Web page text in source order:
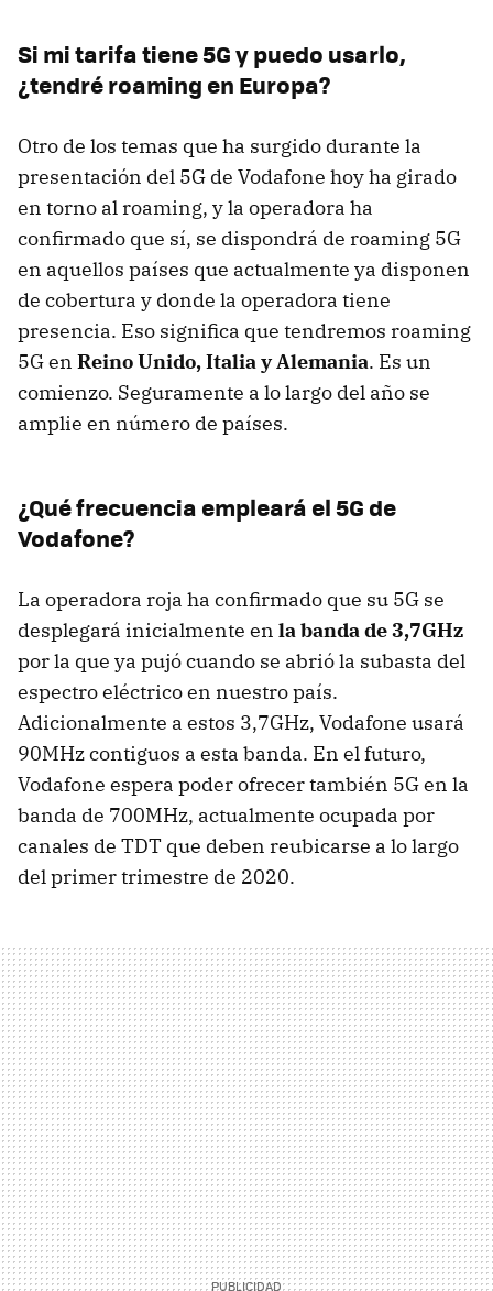
Si mi tarifa tiene 5G y puedo usarlo,
¿tendré roaming en Europa?
Otro de los temas que ha surgido durante la
presentación del 5G de Vodafone hoy ha girado
en torno al roaming, y la operadora ha
confirmado que sí, se dispondrá de roaming 5G
en aquellos países que actualmente ya disponen
de cobertura y donde la operadora tiene
presencia. Eso significa que tendremos roaming
5G en Reino Unido, Italia y Alemania. Es un
comienzo. Seguramente a lo largo del año se
amplie en número de países.
¿Qué frecuencia empleará el 5G de
Vodafone?
La operadora roja ha confirmado que su 5G se
desplegará inicialmente en la banda de 3,7GHz
por la que ya pujó cuando se abrió la subasta del
espectro eléctrico en nuestro país.
Adicionalmente a estos 3,7GHz, Vodafone usará
90MHz contiguos a esta banda. En el futuro,
Vodafone espera poder ofrecer también 5G en la
banda de 700MHz, actualmente ocupada por
canales de TDT que deben reubicarse a lo largo
del primer trimestre de 2020.